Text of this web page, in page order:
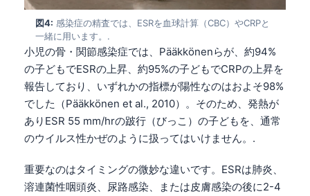
図4: 感染症の精査では、ESRを血球計算（CBC）やCRPと
一緒に用います。.
小児の骨・関節感染症では、Pääkkönenらが、約94%
の子どもでESRの上昇、約95%の子どもでCRPの上昇を
報告しており、いずれかの指標が陽性なのはおよそ98%
でした（Pääkkönen et al., 2010）。そのため、発熱が
ありESR 55 mm/hrの跛行（びっこ）の子どもを、通常
のウイルス性かぜのように扱ってはいけません。.
重要なのはタイミングの微妙な違いです。ESRは肺炎、
溶連菌性咽頭炎、尿路感染、または皮膚感染の後に2-4